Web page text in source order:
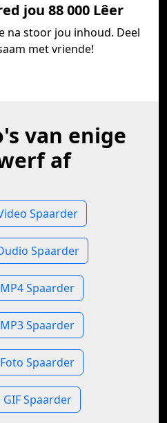
jou 88 000 Lêer
na stoor jou inhoud. Deel
met vriende!
van enige
af
Spaarder
Spaarder
Spaarder
Spaarder
Spaarder
Spaarder